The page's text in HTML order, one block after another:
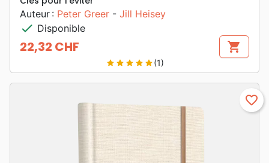
Auteur : Peter Greer - Jill Heisey
check Disponible
Prix
22,32 CHF shopping_cart
star star star star star(1)
favorite_border